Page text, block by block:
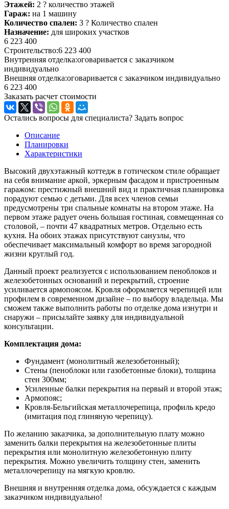
Этажей: 2 ? количество этажей
Гараж: на 1 машину
Количество спален: 3 ? Количество спален
Назначение: для широких участков
6 223 400
Строительство:6 223 400
Внутренняя отделка:оговаривается с заказчиком
индивидуально
Внешняя отделка:оговаривается с заказчиком индивидуально
6 223 400
Заказать расчет стоимости
Остались вопросы для специалиста? Задать вопрос
Описание
Планировки
Характеристики
Высокий двухэтажный коттедж в готическом стиле обращает
на себя внимание аркой, эркерным фасадом и пристроенным
гаражом: престижный внешний вид и практичная планировка
порадуют семью с детьми. Для всех членов семьи
предусмотрены три спальные комнаты на втором этаже. На
первом этаже радует очень большая гостиная, совмещенная со
столовой, – почти 47 квадратных метров. Отдельно есть
кухня. На обоих этажах присутствуют санузлы, что
обеспечивает максимальный комфорт во время загородной
жизни круглый год.
Данный проект реализуется с использованием пеноблоков и
железобетонных оснований и перекрытий, строение
усиливается армопоясом. Кровля оформляется черепицей или
профилем в современном дизайне – по выбору владельца. Мы
сможем также выполнить работы по отделке дома изнутри и
снаружи – присылайте заявку для индивидуальной
консультации.
Комплектация дома:
Фундамент (монолитный железобетонный);
Стены (пеноблоки или газобетонные блоки), толщина
стен 300мм;
Усиленные балки перекрытия на первый и второй этаж;
Армопояс;
Кровля-Бельгийская металлочерепица, профиль кредо
(имитация под глиняную черепицу).
По желанию заказчика, за дополнительную плату можно
заменить балки перекрытия на железобетонные плиты
перекрытия или монолитную железобетонную плиту
перекрытия. Можно увеличить толщину стен, заменить
металлочерепицу на мягкую кровлю.
Внешняя и внутренняя отделка дома, обсуждается с каждым
заказчиком индивидуально!